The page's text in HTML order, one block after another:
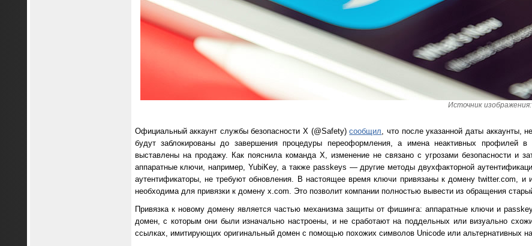
Источник
Официальный аккаунт службы безопасности X (@Safety)сообщил, что после указанной даты аккаунты,
будут заблокированы до завершения процедуры переоформления, а имена неактивных профилей в
выставлены на продажу. Как пояснила команда X, изменение не связано с угрозами безопасности и
аппаратные ключи, например, YubiKey, а также passkeys — другие методы двухфакторной
аутентификаторы, не требуют обновления. В настоящее время ключи привязаны к домену twitter.com, и
необходима для привязки к домену x.com. Это позволит компании полностью вывести из обращения
Привязка к новому домену является частью механизма защиты от фишинга: аппаратные ключи и
домен, с которым они были изначально настроены, и не сработают на поддельных или визуально
ссылках, имитирующих оригинальный домен с помощью похожих символов Unicode или альтернативных